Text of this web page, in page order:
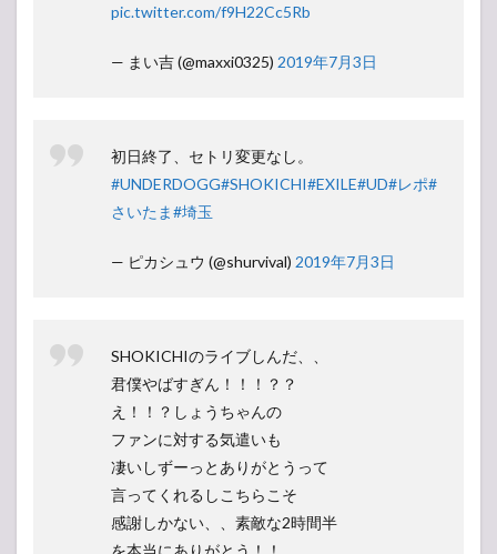
pic.twitter.com/f9H22Cc5Rb
— まい吉 (@maxxi0325) 2019年7月3日
初日終了、セトリ変更なし。
#UNDERDOGG#SHOKICHI#EXILE#UD#レポ#
さいたま#埼玉
— ピカシュウ (@shurvival) 2019年7月3日
SHOKICHIのライブしんだ、、
君僕やばすぎん！！！？？
え！！？しょうちゃんの
ファンに対する気遣いも
凄いしずーっとありがとうって
言ってくれるしこちらこそ
感謝しかない、、素敵な2時間半
を本当にありがとう！！